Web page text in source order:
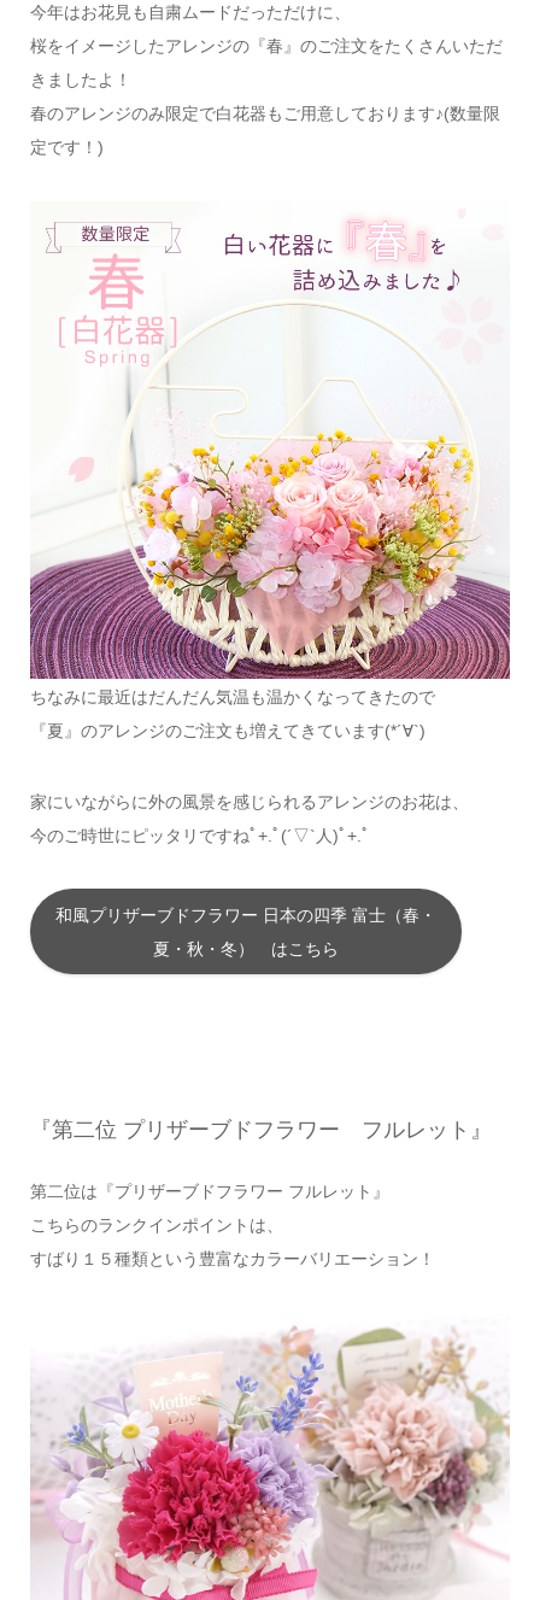
今年はお花見も自粛ムードだっただけに、
桜をイメージしたアレンジの『春』のご注文をたくさんいただ
きましたよ！
春のアレンジのみ限定で白花器もご用意しております♪(数量限
定です！)
ちなみに最近はだんだん気温も温かくなってきたので
『夏』のアレンジのご注文も増えてきています(*´∀`)
家にいながらに外の風景を感じられるアレンジのお花は、
今のご時世にピッタリですねﾟ+.ﾟ(´▽`人)ﾟ+.ﾟ
和風プリザーブドフラワー 日本の四季 富士（春・
夏・秋・冬） はこちら
『第二位 プリザーブドフラワー フルレット』
第二位は『プリザーブドフラワー フルレット』
こちらのランクインポイントは、
すばり１５種類という豊富なカラーバリエーション！